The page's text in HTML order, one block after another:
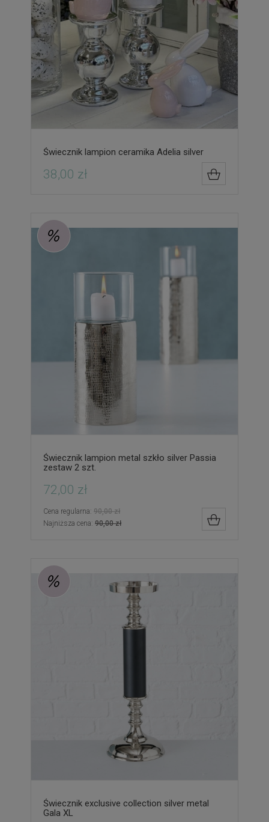
Świecznik lampion ceramika Adelia silver
38,00 zł
Świecznik lampion metal szkło silver Passia
zestaw 2 szt.
72,00 zł
Cena regularna: 90,00 zł
Najniższa cena: 90,00 zł
Świecznik exclusive collection silver metal
Gala XL